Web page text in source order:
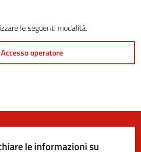
le seguenti modalità.
Accesso operatore
le informazioni su